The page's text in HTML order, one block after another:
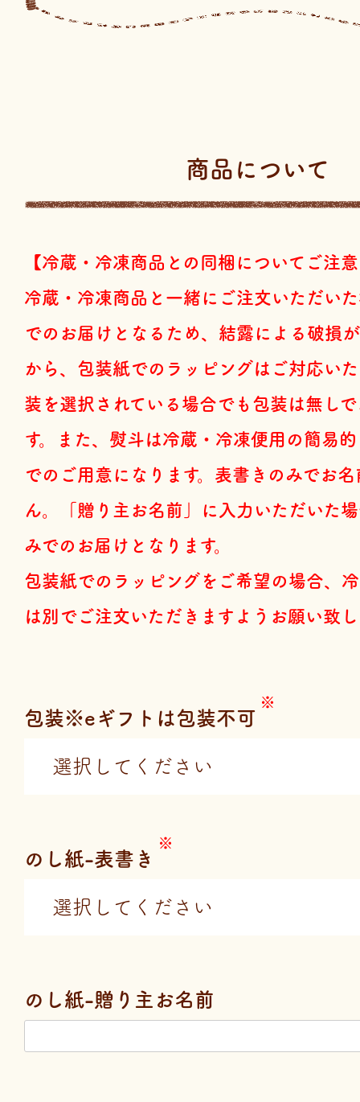
商品について
【冷蔵・冷凍商品との同梱についてご注
冷蔵・冷凍商品と一緒にご注文いただい
でのお届けとなるため、結露による破損
から、包装紙でのラッピングはご対応い
装を選択されている場合でも包装は無し
す。また、熨斗は冷蔵・冷凍便用の簡易
でのご用意になります。表書きのみでお
ん。「贈り主お名前」に入力いただいた
みでのお届けとなります。
包装紙でのラッピングをご希望の場合、
は別でご注文いただきますようお願い致し
包装※eギフトは包装不可
のし紙-表書き
のし紙-贈り主お名前